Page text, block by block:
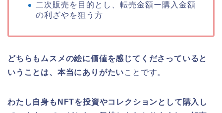
二次販売を目的とし、転売金額ー購入金額
の利ざやを狙う方
どちらもムスメの絵に価値を感じてくださっていると
いうことは、本当にありがたいことです。
わたし自身もNFTを投資やコレクションとして購入し